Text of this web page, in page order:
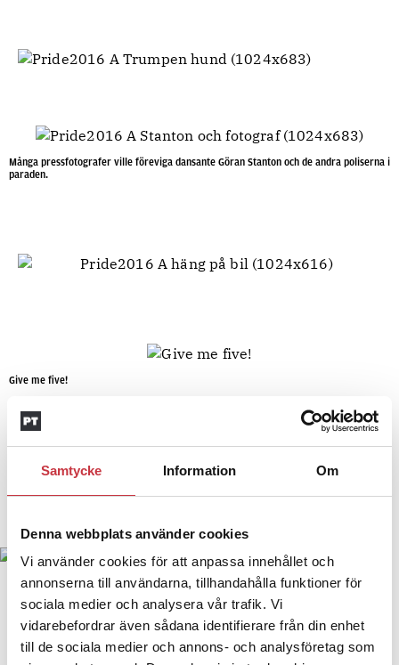
Samtycke Information Om
Denna webbplats använder cookies
Vi använder cookies för att anpassa innehållet och
annonserna till användarna, tillhandahålla funktioner för
sociala medier och analysera vår trafik. Vi
vidarebefordrar även sådana identifierare från din enhet
till de sociala medier och annons- och analysföretag som
Många pressfotografer ville föreviga dansante Göran Stanton och de andra poliserna i
paraden.
Give me five!
Göran Stanton tog en svängom med Israels Sverigeambassadör Isaac Bachman.